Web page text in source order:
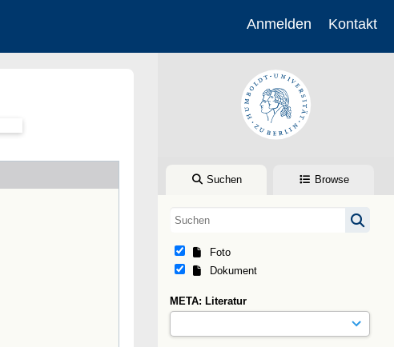
Anmelden Kontakt
Suchen Browse
Foto
Dokument
META: Literatur